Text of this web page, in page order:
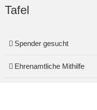
Tafel
Spender gesucht
Ehrenamtliche Mithilfe